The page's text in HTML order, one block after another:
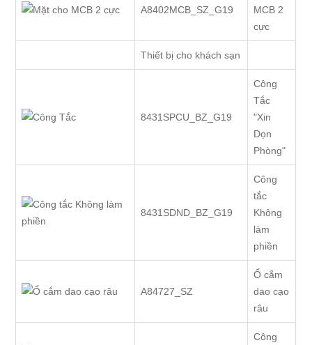
A8402MCB_SZ_G19
MCB 2
cực
Thiết bị cho khách sạn
8431SPCU_BZ_G19
Công
Tắc
"Xin
Dọn
Phòng"
8431SDND_BZ_G19
Công
tắc
Không
làm
phiền
A84727_SZ
Ổ cắm
dao cạo
râu
Công